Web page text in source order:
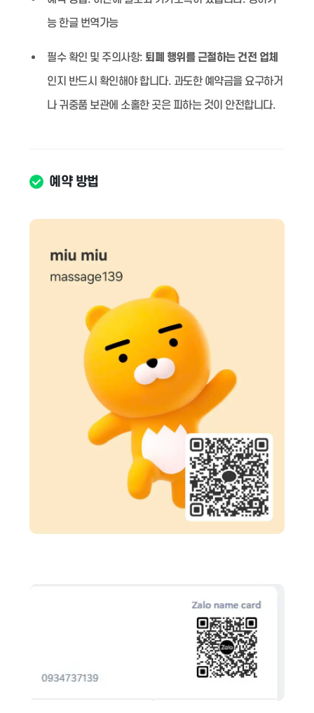
능 한글 번역가능
필수 확인 및 주의사항: 퇴폐 행위를 근절하는 건전 업체
인지 반드시 확인해야 합니다. 과도한 예약금을 요구하거
나 귀중품 보관에 소홀한 곳은 피하는 것이 안전합니다.
예약 방법